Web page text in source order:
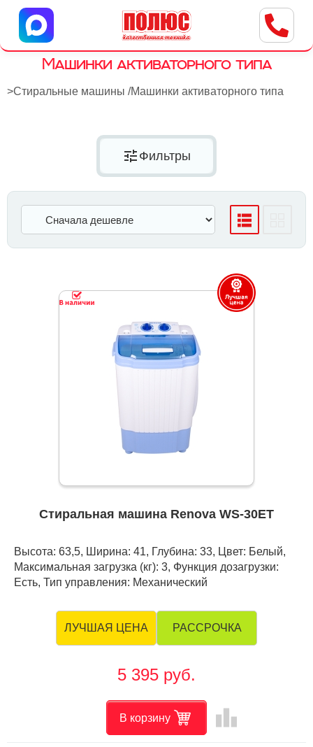
Центр бытовой техники
г. Ульяновск, ул. Пушкарева, 8a
Машинки активаторного типа
>Стиральные машины /Машинки активаторного типа
tune Фильтры
Стиральная машина Renova WS-30ET
Высота: 63,5, Ширина: 41, Глубина: 33, Цвет: Белый,
Максимальная загрузка (кг): 3, Функция дозагрузки:
Есть, Тип управления: Механический
ЛУЧШАЯ ЦЕНА РАССРОЧКА
5 395 руб.
В корзину leaderboard